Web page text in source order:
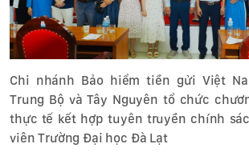
Chi nhánh Bảo hiểm tiền gửi Việt
Trung Bộ và Tây Nguyên tổ chức
thực tế kết hợp tuyên truyền chính
viên Trường Đại học Đà Lạt